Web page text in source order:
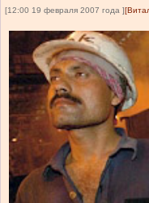
[12:00 19 февраля 2007 года ]